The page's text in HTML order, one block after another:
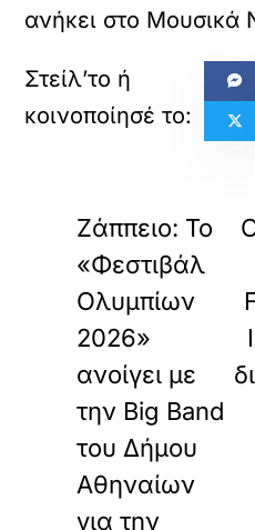
ανήκει στο Μουσικά
Ζάππειο: Το
«Φεστιβάλ
Ολυμπίων
2026»
ανοίγει με
την Big Band
του Δήμου
Αθηναίων
για την